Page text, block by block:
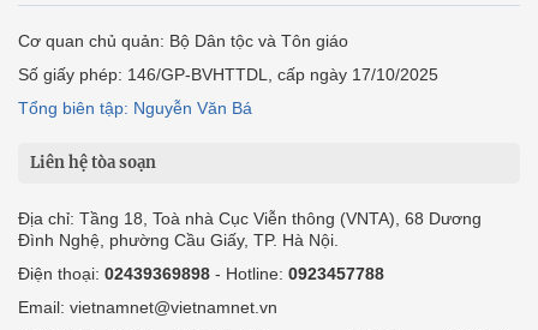
Cơ quan chủ quản: Bộ Dân tộc và Tôn giáo
Số giấy phép: 146/GP-BVHTTDL, cấp ngày 17/10/2025
Tổng biên tập: Nguyễn Văn Bá
Liên hệ tòa soạn
Địa chỉ: Tầng 18, Toà nhà Cục Viễn thông (VNTA), 68 Dương
Đình Nghệ, phường Cầu Giấy, TP. Hà Nội.
Điện thoại: 02439369898 - Hotline: 0923457788
Email: vietnamnet@vietnamnet.vn